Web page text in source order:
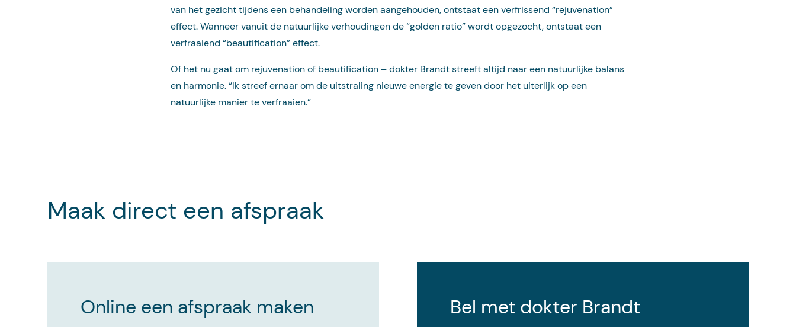
van het gezicht tijdens een behandeling worden aangehouden, ontstaat een verfrissend “rejuvenation”
effect. Wanneer vanuit de natuurlijke verhoudingen de “golden ratio” wordt opgezocht, ontstaat een
verfraaiend “beautification” effect.
Of het nu gaat om rejuvenation of beautification – dokter Brandt streeft altijd naar een natuurlijke balans
en harmonie. “Ik streef ernaar om de uitstraling nieuwe energie te geven door het uiterlijk op een
natuurlijke manier te verfraaien.”
Maak direct een afspraak
Online een afspraak maken Bel met dokter Brandt